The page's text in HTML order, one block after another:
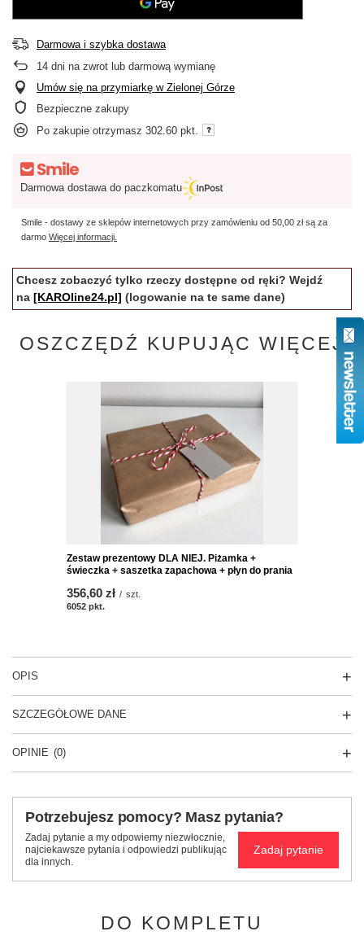
Darmowa i szybka dostawa
14 dni na zwrot lub darmową wymianę
Umów się na przymiarkę w Zielonej Górze
Bezpieczne zakupy
Po zakupie otrzymasz 302.60 pkt.
Darmowa dostawa do paczkomatu
Smile - dostawy ze sklepów internetowych przy zamówieniu od 50,00 złsą za
darmo Więcej informacji.
Chcesz zobaczyć tylko rzeczy dostępne od ręki? Wejdź
na [KAROline24.pl] (logowanie na te same dane)
OSZCZĘDŹ KUPUJĄC WIĘCEJ
Zestaw prezentowy DLA NIEJ. Piżamka +
świeczka + saszetka zapachowa + płyn do prania
356,60 zł / szt.
6052 pkt.
OPIS
SZCZEGÓŁOWE DANE
OPINIE (0)
Potrzebujesz pomocy? Masz pytania?
Zadaj pytanie a my odpowiemy niezwłocznie,
najciekawsze pytania i odpowiedzi publikując
dla innych.
Zadaj pytanie
DO KOMPLETU